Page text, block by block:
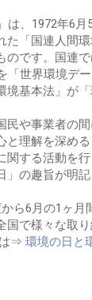
は、1972年6月
た「国連人間
のです。国連
「世界環境デ
基本法」が「
民や事業者の
理解を深める
関する活動を
」の趣旨が明
ら6月の1ヶ月
国で様々な取
⇒ 環境の日と